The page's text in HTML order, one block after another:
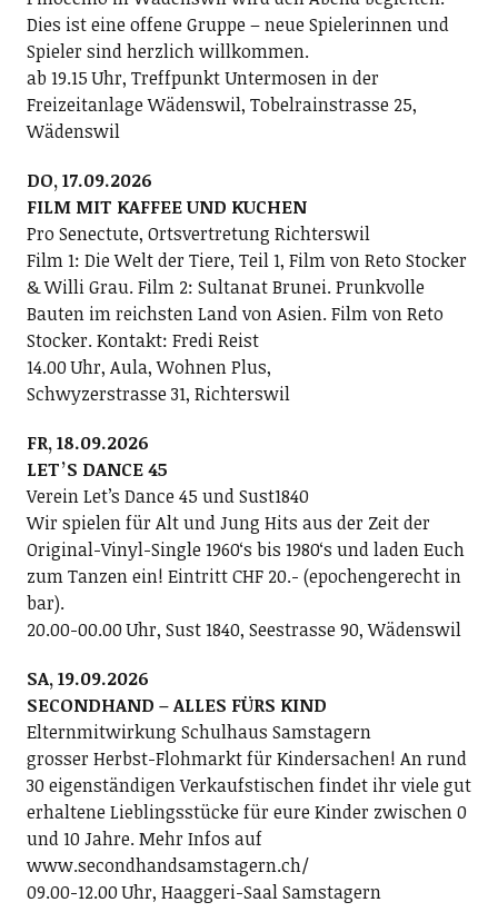
Dies ist eine offene Gruppe – neue Spielerinnen und
Spieler sind herzlich willkommen.
ab 19.15 Uhr, Treffpunkt Untermosen in der
Freizeitanlage Wädenswil, Tobelrainstrasse 25,
Wädenswil
DO, 17.09.2026
FILM MIT KAFFEE UND KUCHEN
Pro Senectute, Ortsvertretung Richterswil
Film 1: Die Welt der Tiere, Teil 1, Film von Reto Stocker
& Willi Grau. Film 2: Sultanat Brunei. Prunkvolle
Bauten im reichsten Land von Asien. Film von Reto
Stocker. Kontakt: Fredi Reist
14.00 Uhr, Aula, Wohnen Plus,
Schwyzerstrasse 31, Richterswil
FR, 18.09.2026
LETʼS DANCE 45
Verein Letʼs Dance 45 und Sust1840
Wir spielen für Alt und Jung Hits aus der Zeit der
Original-Vinyl-Single 1960ʻs bis 1980ʻs und laden Euch
zum Tanzen ein! Eintritt CHF 20.- (epochengerecht in
bar).
20.00-00.00 Uhr, Sust 1840, Seestrasse 90, Wädenswil
SA, 19.09.2026
SECONDHAND – ALLES FÜRS KIND
Elternmitwirkung Schulhaus Samstagern
grosser Herbst-Flohmarkt für Kindersachen! An rund
30 eigenständigen Verkaufstischen findet ihr viele gut
erhaltene Lieblingsstücke für eure Kinder zwischen 0
und 10 Jahre. Mehr Infos auf
www.secondhandsamstagern.ch/
09.00-12.00 Uhr, Haaggeri-Saal Samstagern